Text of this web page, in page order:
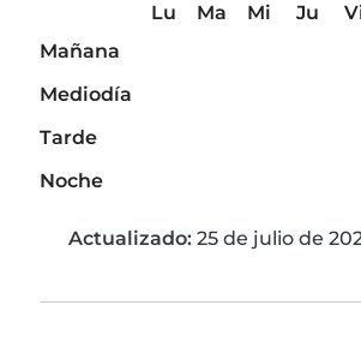
Lu Ma Mi Ju
Mañana
Mediodía
Tarde
Noche
Actualizado: 25 de julio de